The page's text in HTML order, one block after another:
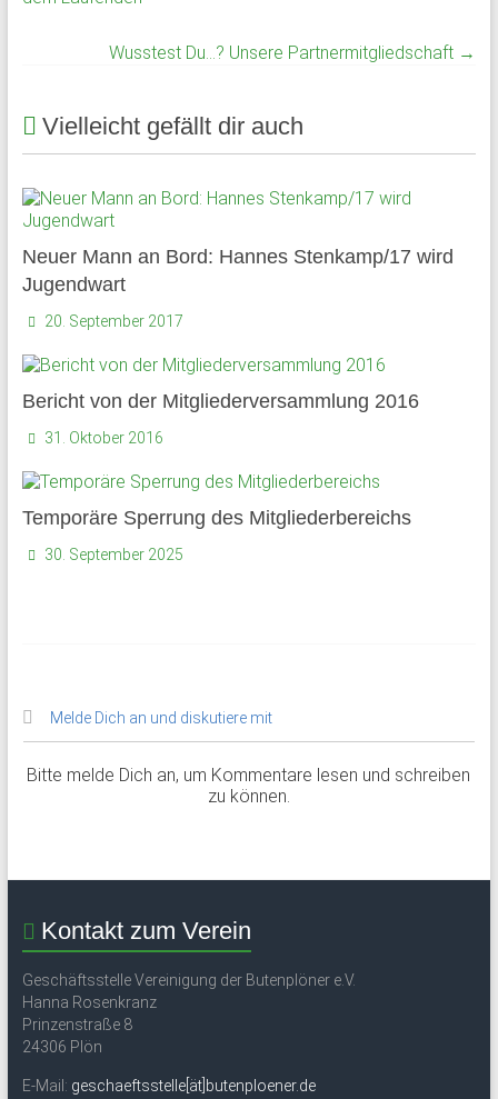
ehemaliger
und
Mitarbeiter
Gymnasium
Schloss
Plön
sowie
des
früheren
Internats.
Wusstest Du…? Unsere Partnermitgliedschaft →
Vielleicht gefällt dir auch
Neuer Mann an Bord: Hannes Stenkamp/17 wird
Jugendwart
20. September 2017
Bericht von der Mitgliederversammlung 2016
31. Oktober 2016
Temporäre Sperrung des Mitgliederbereichs
30. September 2025
Melde Dich an und diskutiere mit
Bitte melde Dich an, um Kommentare lesen und schreiben
zu können.
Kontakt zum Verein
Geschäftsstelle Vereinigung der Butenplöner e.V.
Hanna Rosenkranz
Prinzenstraße 8
24306 Plön
E-Mail: geschaeftsstelle[ät]butenploener.de